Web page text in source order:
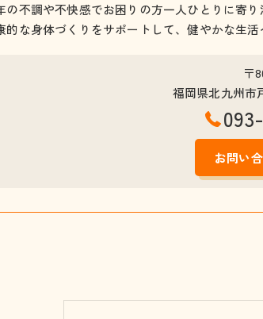
の不調や不快感でお困りの方一人ひとりに寄
的な身体づくりをサポートして、健やかな生活
〒
福岡県北九州市
お問い